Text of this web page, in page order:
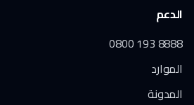
الدعم
0800 193 8888
الموارد
المدونة